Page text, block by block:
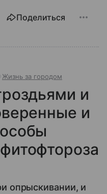
Поделиться
Жизнь за городом
и
и
опрыскивании, и